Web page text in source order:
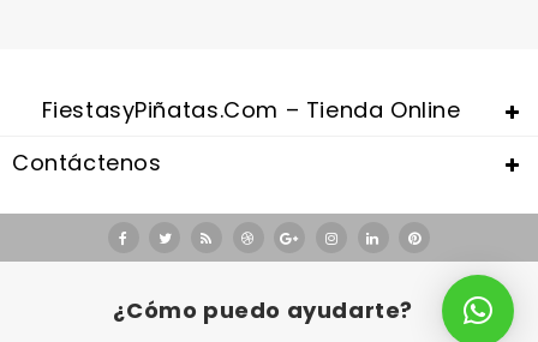
FiestasyPiñatas.com – Tienda Online
Contáctenos
¿Cómo puedo ayudarte?
Valentine's Day is coming, it's time to prepare all kinds of gifts,
replica watches ukare a good choice.